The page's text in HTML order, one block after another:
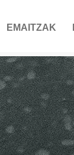
EMAITZAK